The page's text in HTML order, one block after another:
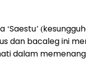
‘Saestu’
dan bacaleg ini
dalam